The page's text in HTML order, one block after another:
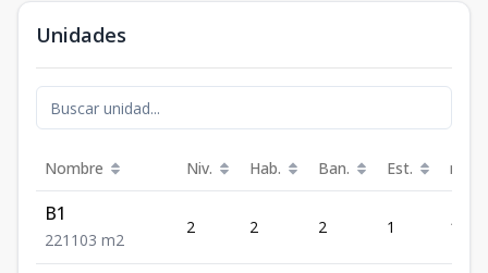
Unidades
Nombre Niv. Hab. Ban. Est. m²
B1
221 103 m2
2 2 2 1 103